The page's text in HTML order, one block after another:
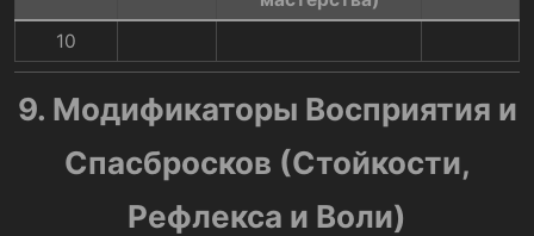
10​
9. Модификаторы Восприятия и
Спасбросков (Стойкости,
Рефлекса и Воли)